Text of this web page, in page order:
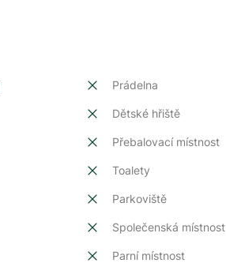
Prádelna
Dětské hřiště
Přebalovací místnost
Toalety
Parkoviště
Společenská místnost
Parní místnost